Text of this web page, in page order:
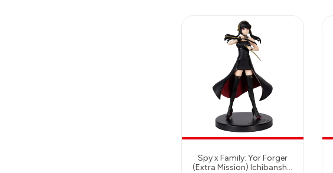
Spy x Family: Yor Forger
(Extra Mission) Ichibansho